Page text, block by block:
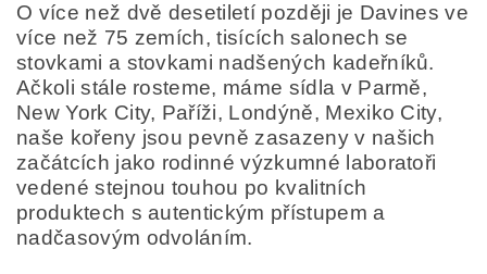
O více než dvě desetiletí později je Davines ve
více než 75 zemích, tisících salonech se
stovkami a stovkami nadšených kadeřníků.
Ačkoli stále rosteme, máme sídla v Parmě,
New York City, Paříži, Londýně, Mexiko City,
naše kořeny jsou pevně zasazeny v našich
začátcích jako rodinné výzkumné laboratoři
vedené stejnou touhou po kvalitních
produktech s autentickým přístupem a
nadčasovým odvoláním.